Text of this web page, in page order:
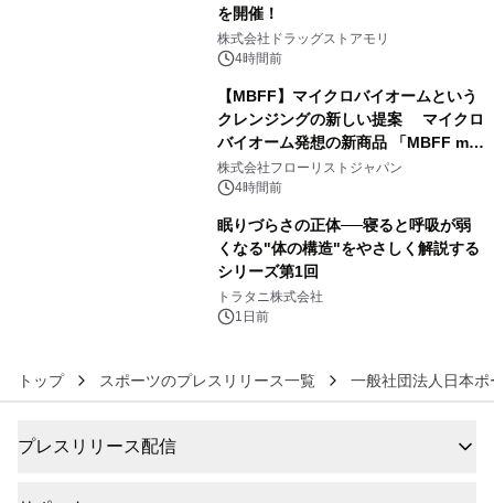
を開催！
株式会社ドラッグストアモリ
4時間前
【MBFF】マイクロバイオームという
クレンジングの新しい提案 マイクロ
バイオーム発想の新商品 「MBFF mb
クレンジングPRO」を2026年8月6日
発売
株式会社フローリストジャパン
4時間前
眠りづらさの正体──寝ると呼吸が弱
くなる"体の構造"をやさしく解説する
シリーズ第1回
トラタニ株式会社
1日前
トップ スポーツのプレスリリース一覧 一般社団法人日本
プレスリリース配信